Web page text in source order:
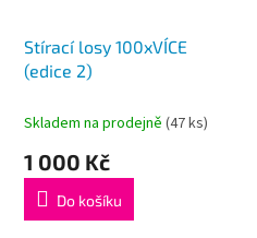
Stírací losy 100xVÍCE
(edice 2)
Skladem na prodejně (47 ks)
1 000 Kč
Do košíku